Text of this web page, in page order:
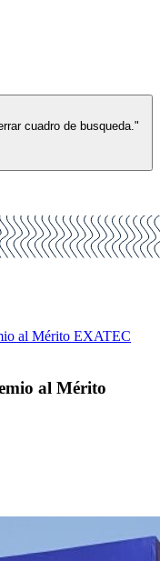
cuadro de busqueda."
al Mérito EXATEC
al Mérito